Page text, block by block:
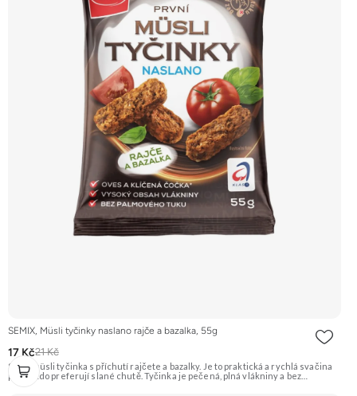
SEMIX, Müsli tyčinky naslano rajče a bazalka, 55g
17 Kč21 Kč
Slaná müsli tyčinka s příchutí rajčete a bazalky. Je to praktická a rychlá svačina
pro ty, kdo preferují slané chutě. Tyčinka je pečená, plná vlákniny a bez